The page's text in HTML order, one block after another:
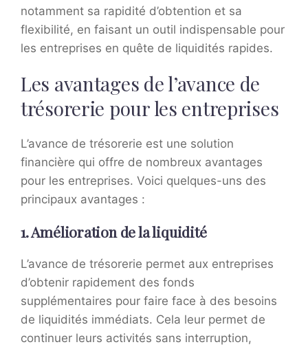
notamment sa rapidité d’obtention et sa
flexibilité, en faisant un outil indispensable pour
les entreprises en quête de liquidités rapides.
Les avantages de l’avance de
trésorerie pour les entreprises
L’avance de trésorerie est une solution
financière qui offre de nombreux avantages
pour les entreprises. Voici quelques-uns des
principaux avantages :
1. Amélioration de la liquidité
L’avance de trésorerie permet aux entreprises
d’obtenir rapidement des fonds
supplémentaires pour faire face à des besoins
de liquidités immédiats. Cela leur permet de
continuer leurs activités sans interruption,